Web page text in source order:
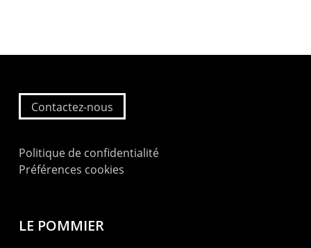
Contactez-nous
Politique de confidentialité
Préférences cookies
LE POMMIER